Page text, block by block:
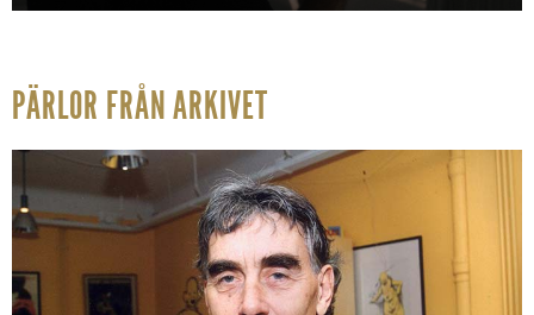
PÄRLOR FRÅN ARKIVET